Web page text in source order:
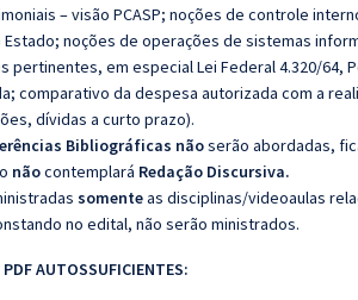
– visão PCASP; noções de controle
Estado; noções de operações de sistemas
pertinentes, em especial Lei Federal 4.320/64,
comparativo da despesa autorizada com a
dívidas a curto prazo).
Bibliográficas nãoserão abordadas,
nãocontemplará Redação Discursiva.
somenteas disciplinas/videoaulas
no edital, não serão ministrados.
PDF AUTOSSUFICIENTES: